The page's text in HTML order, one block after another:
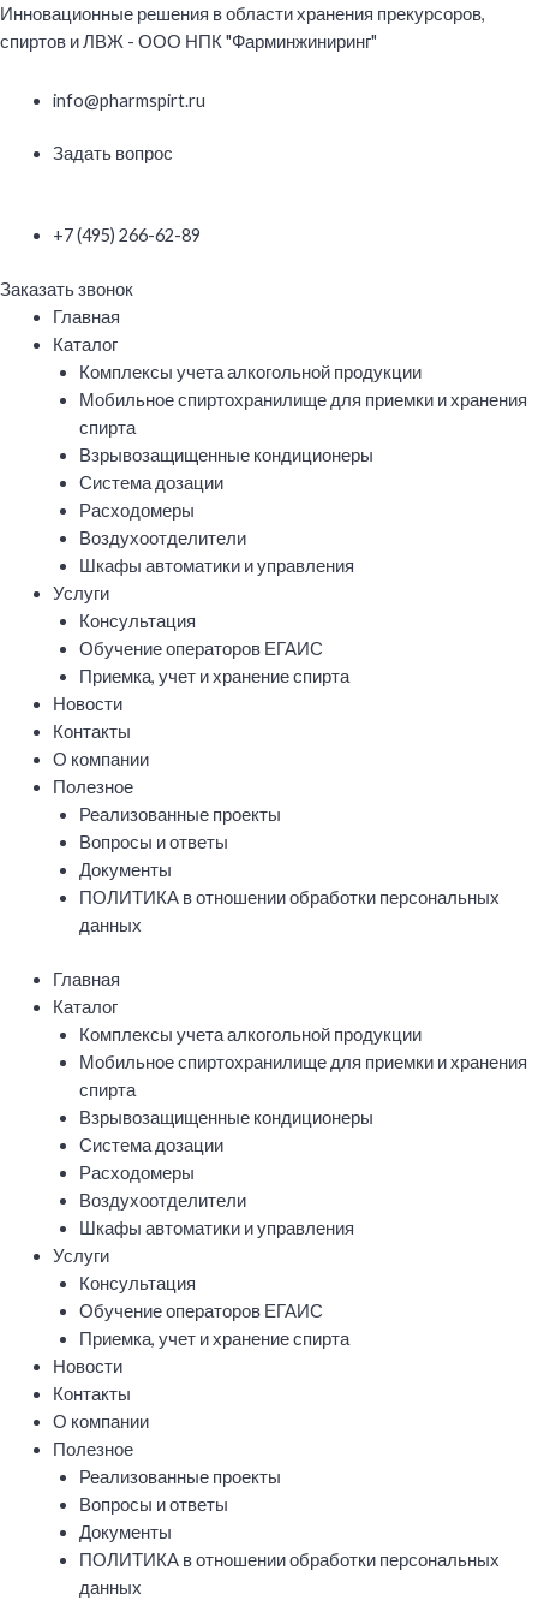
Перейти
к
Инновационные решения в области хранения прекурсоров,
спиртов и ЛВЖ - ООО НПК "Фарминжиниринг"
info@pharmspirt.ru
Задать вопрос
+7 (495) 266-62-89
Заказать звонок
Меню
Главная
Каталог
Комплексы учета алкогольной продукции
Мобильное спиртохранилище для приемки и хранения
спирта
Взрывозащищенные кондиционеры
Система дозации
Расходомеры
Воздухоотделители
Шкафы автоматики и управления
Услуги
Консультация
Обучение операторов ЕГАИС
Приемка, учет и хранение спирта
Новости
Контакты
О компании
Полезное
Реализованные проекты
Вопросы и ответы
Документы
ПОЛИТИКА в отношении обработки персональных
данных
Главная
Каталог
Комплексы учета алкогольной продукции
Мобильное спиртохранилище для приемки и хранения
спирта
Взрывозащищенные кондиционеры
Система дозации
Расходомеры
Воздухоотделители
Шкафы автоматики и управления
Услуги
Консультация
Обучение операторов ЕГАИС
Приемка, учет и хранение спирта
Новости
Контакты
О компании
Полезное
Реализованные проекты
Вопросы и ответы
Документы
ПОЛИТИКА в отношении обработки персональных
данных